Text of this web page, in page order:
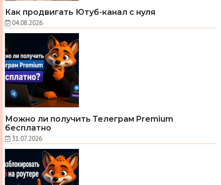
Как продвигать Ютуб-канал с нуля
04.08.2026
Можно ли получить Телеграм Premium
бесплатно
31.07.2026